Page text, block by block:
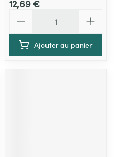
12,69 €
Ajouter au panier